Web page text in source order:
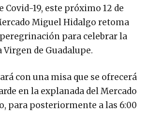
Covid-19, este próximo 12 de
Miguel Hidalgo retoma
para celebrar la
de Guadalupe.
con una misa que se ofrecerá
en la explanada del Mercado
para posteriormente a las 6:00